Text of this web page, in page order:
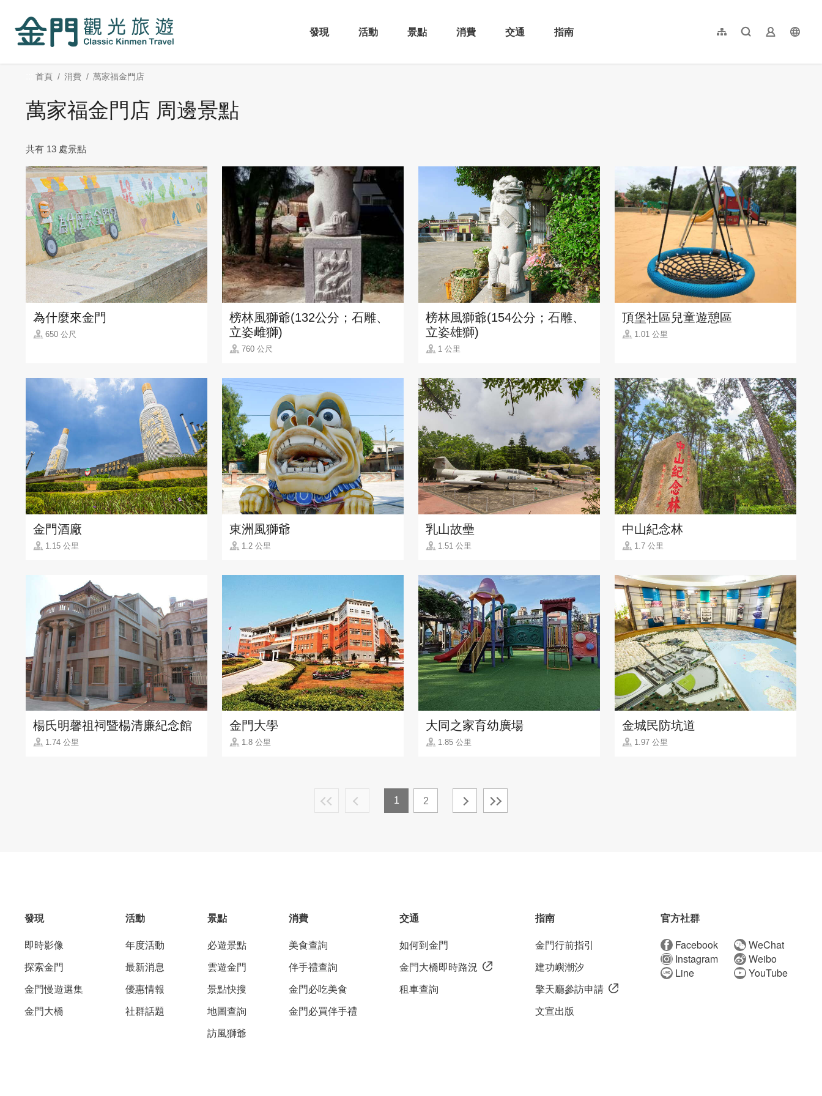
內
發現
活動 景點 消費 交通 指南 網站導覽全文檢索業者登入
简体中文
首頁 消費 萬家福金門店
萬家福金門店 周邊景點
共有 13 處景點
為什麼來金門
650 公尺
榜林風獅爺(132公分；石雕、
立姿雌獅)
760 公尺
榜林風獅爺(154公分；石雕、
立姿雄獅)
1 公里
頂堡社區兒童遊憩區
1.01 公里
金門酒廠
1.15 公里
東洲風獅爺
1.2 公里
乳山故壘
1.51 公里
中山紀念林
1.7 公里
楊氏明馨祖祠暨楊清廉紀念館
1.74 公里
金門大學
1.8 公里
大同之家育幼廣場
1.85 公里
金城民防坑道
1.97 公里
1 2
發現
即時影像
探索金門
金門慢遊選集
金門大橋
活動
年度活動
最新消息
優惠情報
社群話題
景點
必遊景點
雲遊金門
景點快搜
地圖查詢
訪風獅爺
消費
美食查詢
伴手禮查詢
金門必吃美食
金門必買伴手禮
交通
如何到金門
金門大橋即時路況
租車查詢
指南
金門行前指引
建功嶼潮汐
擎天廳參訪申請
文宣出版
官方社群
Facebook
WeChat
Instagram
Weibo
Line
YouTube